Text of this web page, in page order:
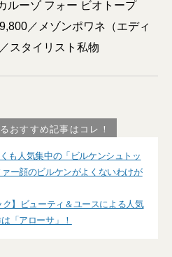
ルーゾ フォー ビオトープ
／メゾンポワネ（エディ
スタイリスト私物
おすすめ記事はコレ！
も人気集中の「ビルケンシュトッ
ー顔のビルケンがよくないわけが
ク】ビューティ＆ユースによる人気
「アローサ」！